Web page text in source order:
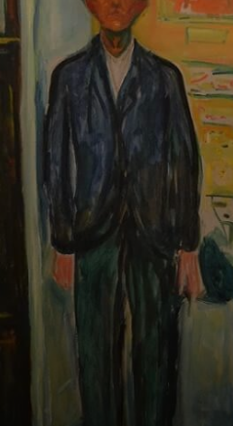
Un poème
l'amour, la
mort. Le
c'est la
Le blanc,
Le noir, la
solitude.
couleurs